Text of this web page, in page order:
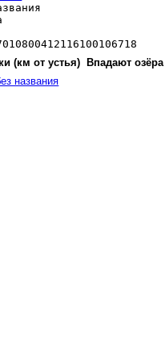
(км от устья)
Впадают озёра
названия